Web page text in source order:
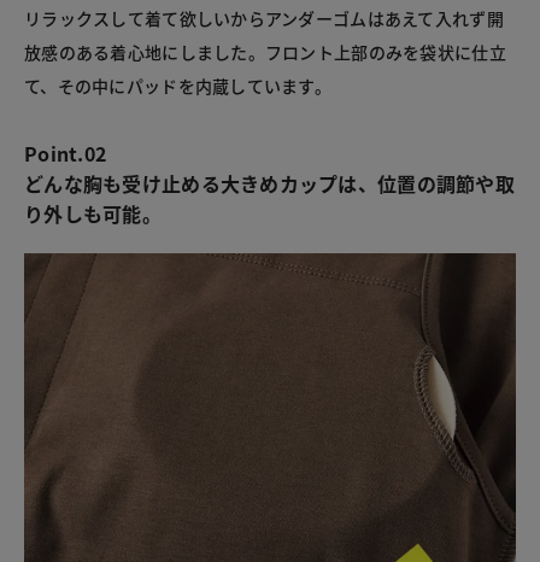
リラックスして着て欲しいからアンダーゴムはあえて入れず開
放感のある着心地にしました。フロント上部のみを袋状に仕立
て、その中にパッドを内蔵しています。
Point.02
どんな胸も受け止める大きめカップは、位置の調節や取
り外しも可能。